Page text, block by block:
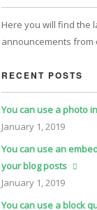
Here you will find the
announcements from
RECENT POSTS
You can use a photo
January 1, 2019
You can use an
your blog posts
January 1, 2019
You can use a block